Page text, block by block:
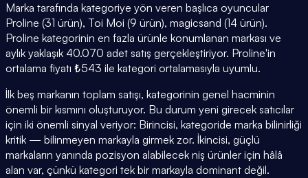
Marka tarafında kategoriye yön veren başlıca oyuncular
Proline (31 ürün), Toi Moi (9 ürün), magicsand (14 ürün).
Proline kategorinin en fazla ürünle konumlanan markası ve
aylık yaklaşık 40.070 adet satış gerçekleştiriyor. Proline'in
ortalama fiyatı ₺543 ile kategori ortalamasıyla uyumlu.
İlk beş markanın toplam satışı, kategorinin genel hacminin
önemli bir kısmını oluşturuyor. Bu durum yeni girecek satıcılar
için iki önemli sinyal veriyor: Birincisi, kategoride marka bilinirliği
kritik — bilinmeyen markayla girmek zor. İkincisi, güçlü
markaların yanında pozisyon alabilecek niş ürünler için hâlâ
alan var, çünkü kategori tek bir markayla dominant değil.